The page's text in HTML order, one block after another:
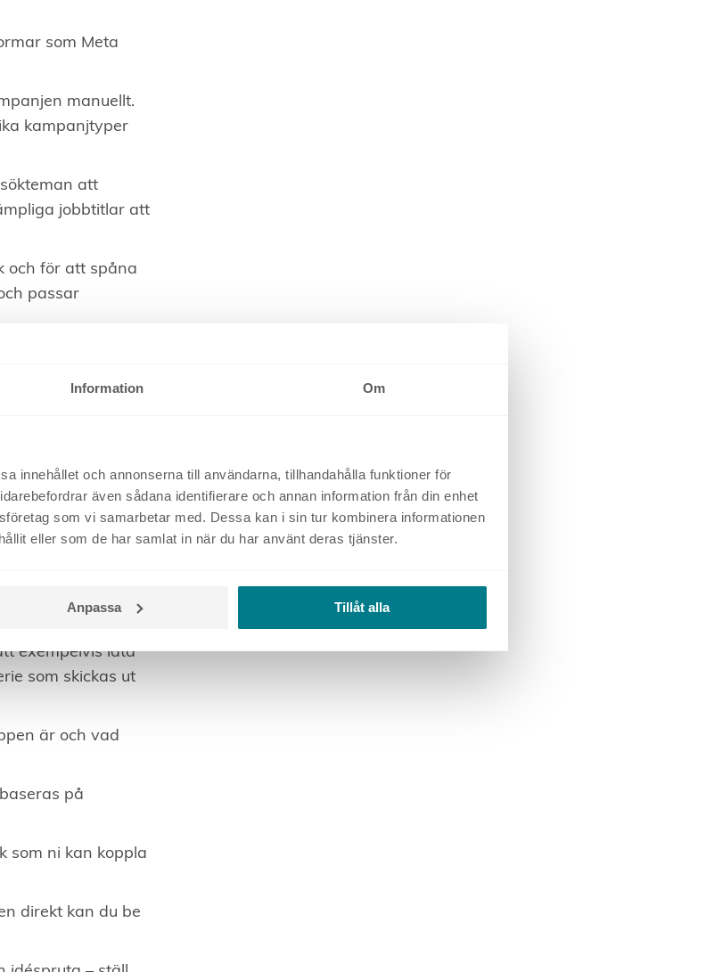
Information Om
innehållet och annonserna till användarna, tillhandahålla funktioner för
även sådana identifierare och annan information från din enhet
som vi samarbetar med. Dessa kan i sin tur kombinera informationen
eller som de har samlat in när du har använt deras tjänster.
Anpassa Tillåt alla
som Meta
manuellt.
kampanjtyper
att
jobbtitlar att
och för att spåna
passar
från
du kan vara
in.
som finns
exempelvis låta
som skickas ut
är och vad
på
som ni kan koppla
direkt kan du be